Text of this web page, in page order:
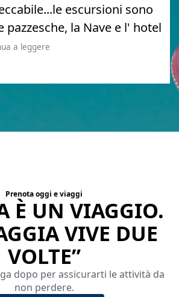
escursioni sono
pazzesche, la Nave e l' hotel
a leggere
Prenota oggi e viaggi
È UN VIAGGIO.
VIVE DUE
VOLTE”
dopo per assicurarti le attività da
non perdere.